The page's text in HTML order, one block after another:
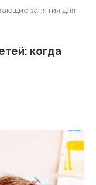
занятия для
когда